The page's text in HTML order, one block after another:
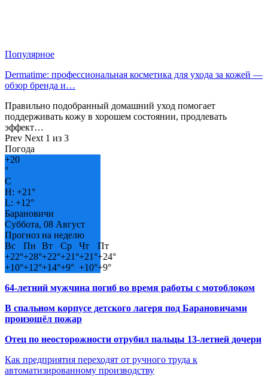
Популярное
Dermatime: профессиональная косметика для ухода за кожей —
обзор бренда и…
Правильно подобранный домашний уход помогает
поддерживать кожу в хорошем состоянии, продлевать
эффект…
Prev Next 1 из 3
Погода
+20
°
C
H: +21°
L: +12°
Барановичи
Суббота, 08 Август
Прогноз на неделю
Вс
Пн Вт Ср Чт
Пт
+22°+28°+22°+21°+21°+24°
+10°+12°+14°+9° +10°+9°
64-летний мужчина погиб во время работы с мотоблоком
В спальном корпусе детского лагеря под Барановичами
произошёл пожар
Отец по неосторожности отрубил пальцы 13-летней дочери
Как предприятия переходят от ручного труда к
автоматизированному производству